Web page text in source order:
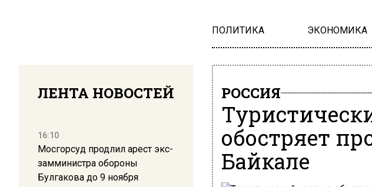
ПОЛИТИКА ЭКОНОМИКА
ЛЕНТА НОВОСТЕЙ
16:10
Мосгорсуд продлил арест экс-
замминистра обороны
Булгакова до 9 ноября
РОССИЯ
обостряет
Байкале